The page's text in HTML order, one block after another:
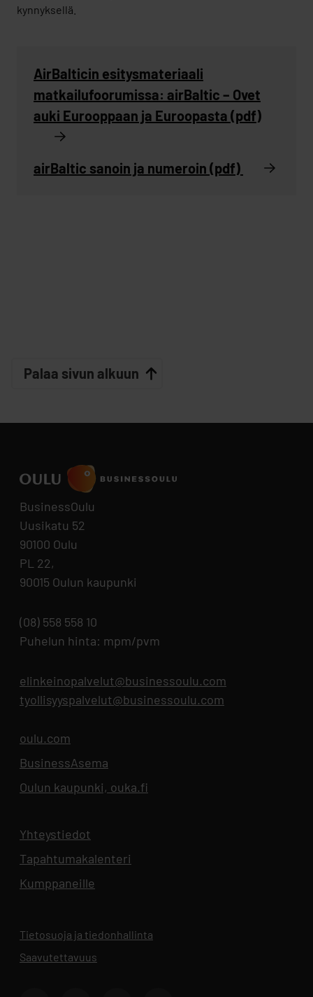
kynnyksellä.
AirBalticin esitysmateriaali
matkailufoorumissa: airBaltic – Ovet
auki Eurooppaan ja Euroopasta (pdf)
airBaltic sanoin ja numeroin (pdf)
Palaa sivun alkuun
BusinessOulu
Uusikatu 52
90100 Oulu
PL 22,
90015 Oulun kaupunki
(08) 558 558 10
Puhelun hinta: mpm/pvm
elinkeinopalvelut@businessoulu.com
tyollisyyspalvelut@businessoulu.com
oulu.com
BusinessAsema
Oulun kaupunki, ouka.fi
Yhteystiedot
Tapahtumakalenteri
Kumppaneille
Tietosuoja ja tiedonhallinta
Saavutettavuus